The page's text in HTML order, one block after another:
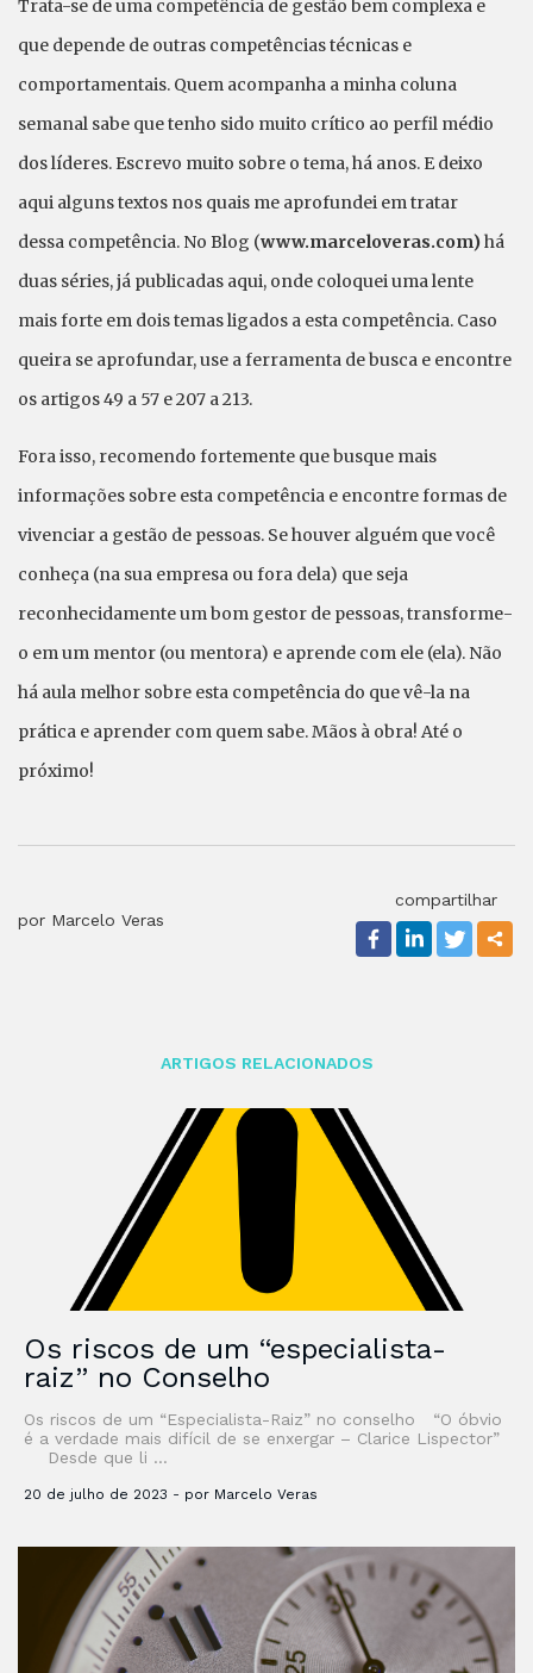
Trata-se de uma competência de gestão bem complexa e
que depende de outras competências técnicas e
comportamentais. Quem acompanha a minha coluna
semanal sabe que tenho sido muito crítico ao perfil médio
dos líderes. Escrevo muito sobre o tema, há anos. E deixo
aqui alguns textos nos quais me aprofundei em tratar
dessa competência. No Blog (www.marceloveras.com)há
duas séries, já publicadas aqui, onde coloquei uma lente
mais forte em dois temas ligados a esta competência. Caso
queira se aprofundar, use a ferramenta de busca e encontre
os artigos 49 a 57 e 207 a 213.
Fora isso, recomendo fortemente que busque mais
informações sobre esta competência e encontre formas de
vivenciar a gestão de pessoas. Se houver alguém que você
conheça (na sua empresa ou fora dela) que seja
reconhecidamente um bom gestor de pessoas, transforme-
o em um mentor (ou mentora) e aprende com ele (ela). Não
há aula melhor sobre esta competência do que vê-la na
prática e aprender com quem sabe. Mãos à obra! Até o
próximo!
por Marcelo Veras
compartilhar
ARTIGOS RELACIONADOS
Os riscos de um “especialista-
raiz” no Conselho
Os riscos de um “Especialista-Raiz” no conselho “O óbvio
é a verdade mais difícil de se enxergar – Clarice Lispector”
Desde que li …
20 de julho de 2023 - por Marcelo Veras